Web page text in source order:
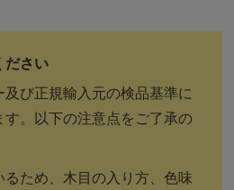
び正規輸入元の検品基準に
。以下の注意点をご了承の
ため、木目の入り方、色味